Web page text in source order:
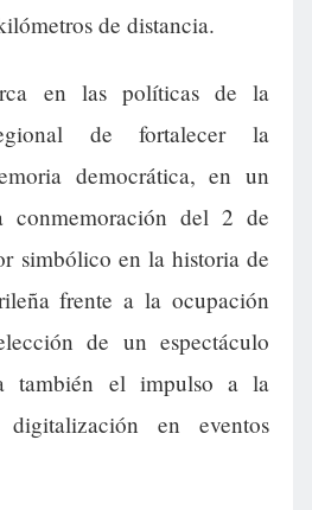
de distancia.
en las políticas de la
de fortalecer la
democrática, en un
conmemoración del 2 de
simbólico en la historia de
frente a la ocupación
de un espectáculo
también el impulso a la
en eventos